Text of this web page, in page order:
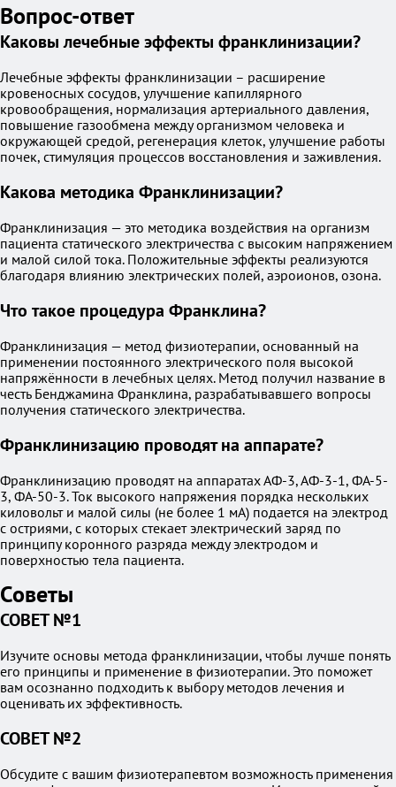
Вопрос-ответ
Каковы лечебные эффекты франклинизации?
Лечебные эффекты франклинизации – расширение
кровеносных сосудов, улучшение капиллярного
кровообращения, нормализация артериального давления,
повышение газообмена между организмом человека и
окружающей средой, регенерация клеток, улучшение работы
почек, стимуляция процессов восстановления и заживления.
Какова методика Франклинизации?
Франклинизация — это методика воздействия на организм
пациента статического электричества с высоким напряжением
и малой силой тока. Положительные эффекты реализуются
благодаря влиянию электрических полей, аэроионов, озона.
Что такое процедура Франклина?
Франклинизация — метод физиотерапии, основанный на
применении постоянного электрического поля высокой
напряжённости в лечебных целях. Метод получил название в
честь Бенджамина Франклина, разрабатывавшего вопросы
получения статического электричества.
Франклинизацию проводят на аппарате?
Франклинизацию проводят на аппаратах АФ-3, АФ-3-1, ФА-5-
3, ФА-50-3. Ток высокого напряжения порядка нескольких
киловольт и малой силы (не более 1 мА) подается на электрод
с остриями, с которых стекает электрический заряд по
принципу коронного разряда между электродом и
поверхностью тела пациента.
Советы
СОВЕТ №1
Изучите основы метода франклинизации, чтобы лучше понять
его принципы и применение в физиотерапии. Это поможет
вам осознанно подходить к выбору методов лечения и
оценивать их эффективность.
СОВЕТ №2
Обсудите с вашим физиотерапевтом возможность применения